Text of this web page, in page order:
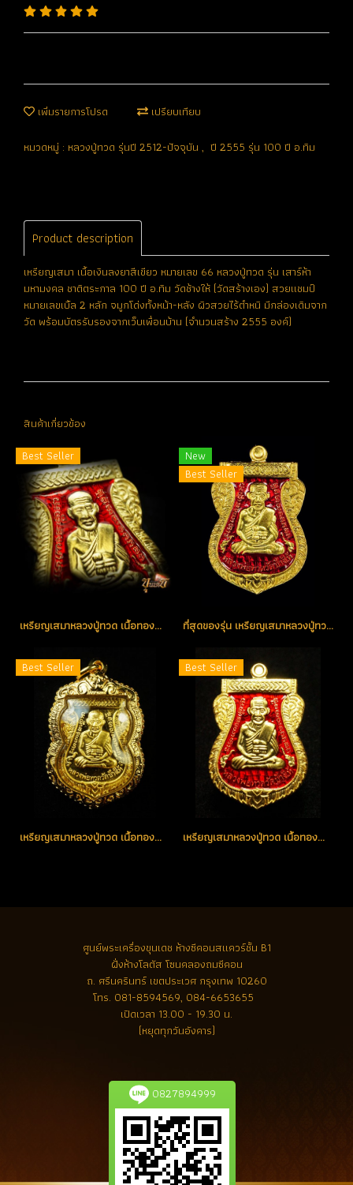
เพิ่มรายการโปรด เปรียบเทียบ
หมวดหมู่ : หลวงปู่ทวด รุ่นปี 2512-ปัจจุบัน , ปี 2555 รุ่น 100 ปี อ.ทิม
Product description
เหรียญเสมา เนื้อเงินลงยาสีเขียว หมายเลข 66 หลวงปู่ทวด รุ่น เสาร์ห้า
มหามงคล ชาติตระกาล 100 ปี อ.ทิม วัดช้างให้ (วัดสร้างเอง) สวยแชมป์
หมายเลขเบิ้ล 2 หลัก จมูกโด่งทั้งหน้า-หลัง ผิวสวยไร้ตำหนิ มีกล่องเดิมจาก
วัด พร้อมบัตรรับรองจากเว็บเพื่อนบ้าน (จำนวนสร้าง 2555 องค์)
สินค้าเกี่ยวข้อง
Best Seller
เหรียญเสมาหลวงปู่ทวด เนื้อทองคำลงยาสีแดง หมายเลข 166 (ขายแล้ว)
New
Best Seller
ที่สุดของรุ่น เหรียญเสมาหลวงปู่ทวด เนื้อทองคำลงยา(สีแดง) หมายเลข 1 รุ่น เสาร์ห้า มหามงคล ชาติตระกาล 100 ปี อ.ทิม วัดช้างให้ (โชว์อย่างเดียว)
Best Seller
เหรียญเสมาหลวงปู่ทวด เนื้อทองคำ หมายเลข 22 สวยแชมป์ (ขายแล้ว)
Best Seller
เหรียญเสมาหลวงปู่ทวด เนื้อทองคำลงยา(สีแดง) หมายเลข 101 (ขายแล้ว)
ศูนย์พระเครื่องขุนเดช ห้างซีคอนสแควร์ชั้น B1
ฝั่งห้างโลตัส โซนคลองถมซีคอน
ถ. ศรีนครินทร์ เขตประเวศ กรุงเทพ 10260
โทร. 081-8594569, 084-6653655
เปิดเวลา 13.00 - 19.30 น.
(หยุดทุกวันอังคาร)
0827894999